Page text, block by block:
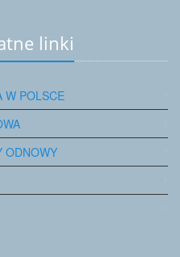
linki
W POLSCE
ODNOWY